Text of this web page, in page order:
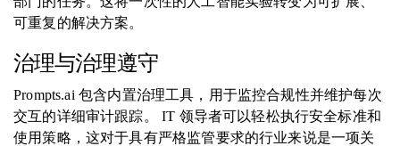
可重复的解决方案。
治理与治理遵守
Prompts.ai 包含内置治理工具，用于监控合规性并维护每次
交互的详细审计跟踪。 IT 领导者可以轻松执行安全标准和
使用策略，这对于具有严格监管要求的行业来说是一项关